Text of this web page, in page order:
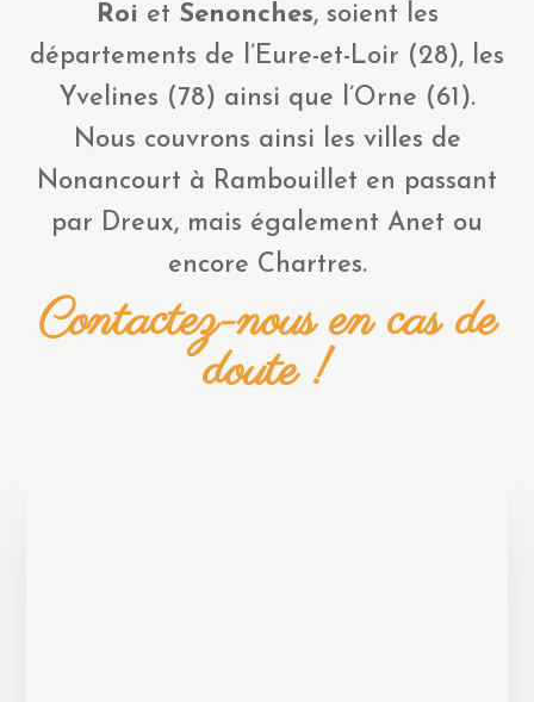
Roi et Senonches, soient les
départements de l’Eure-et-Loir (28), les
Yvelines (78) ainsi que l’Orne (61).
Nous couvrons ainsi les villes de
Nonancourt à Rambouillet en passant
par Dreux, mais également Anet ou
encore Chartres.
Contactez-nous en cas de
doute !